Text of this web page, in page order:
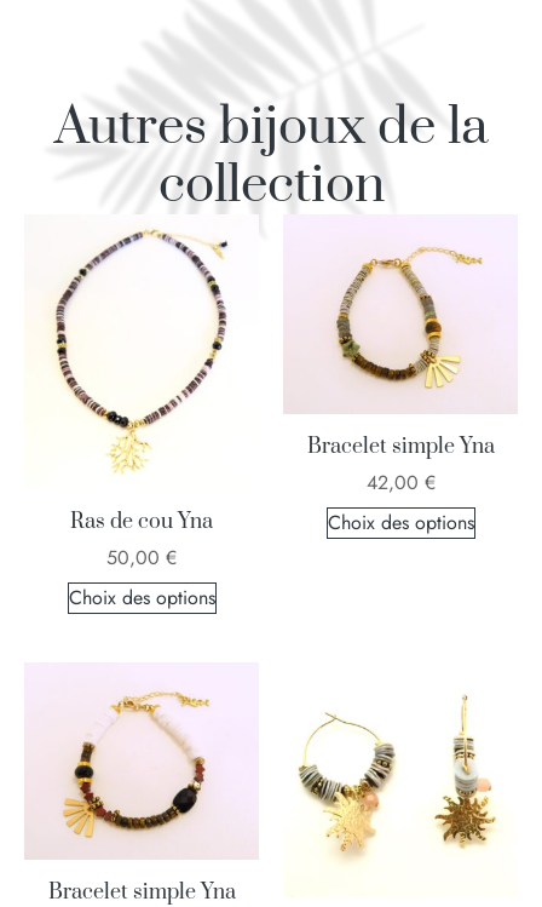
Autres bijoux de la
collection
Ras de cou Yna
50,00 €
Choix des options
Bracelet simple Yna
42,00 €
Choix des options
Bracelet simple Yna